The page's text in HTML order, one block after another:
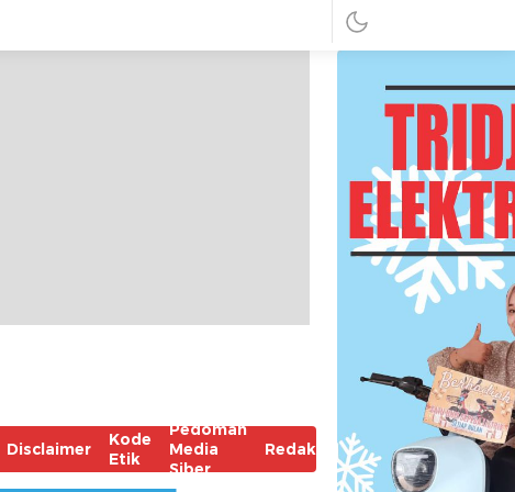
Disclaimer
Kode
Etik
Pedoman
Media
Siber
Redaksi